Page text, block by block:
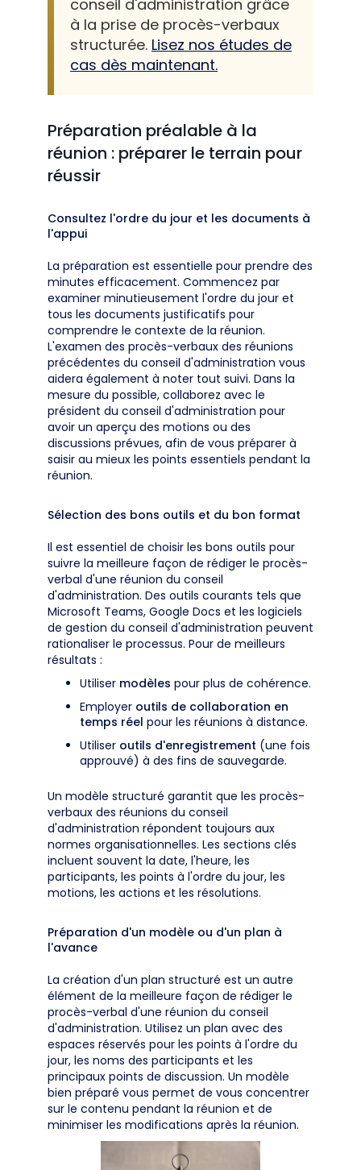
conseil d'administration grâce
à la prise de procès-verbaux
structurée. Lisez nos études de
cas dès maintenant.
Préparation préalable à la
réunion : préparer le terrain pour
réussir
Consultez l'ordre du jour et les documents à
l'appui
La préparation est essentielle pour prendre des
minutes efficacement. Commencez par
examiner minutieusement l'ordre du jour et
tous les documents justificatifs pour
comprendre le contexte de la réunion.
L'examen des procès-verbaux des réunions
précédentes du conseil d'administration vous
aidera également à noter tout suivi. Dans la
mesure du possible, collaborez avec le
président du conseil d'administration pour
avoir un aperçu des motions ou des
discussions prévues, afin de vous préparer à
saisir au mieux les points essentiels pendant la
réunion.
Sélection des bons outils et du bon format
Il est essentiel de choisir les bons outils pour
suivre la meilleure façon de rédiger le procès-
verbal d'une réunion du conseil
d'administration. Des outils courants tels que
Microsoft Teams, Google Docs et les logiciels
de gestion du conseil d'administration peuvent
rationaliser le processus. Pour de meilleurs
résultats :
Utiliser modèles pour plus de cohérence.
Employer outils de collaboration en
temps réel pour les réunions à distance.
Utiliser outils d'enregistrement (une fois
approuvé) à des fins de sauvegarde.
Un modèle structuré garantit que les procès-
verbaux des réunions du conseil
d'administration répondent toujours aux
normes organisationnelles. Les sections clés
incluent souvent la date, l'heure, les
participants, les points à l'ordre du jour, les
motions, les actions et les résolutions.
Préparation d'un modèle ou d'un plan à
l'avance
La création d'un plan structuré est un autre
élément de la meilleure façon de rédiger le
procès-verbal d'une réunion du conseil
d'administration. Utilisez un plan avec des
espaces réservés pour les points à l'ordre du
jour, les noms des participants et les
principaux points de discussion. Un modèle
bien préparé vous permet de vous concentrer
sur le contenu pendant la réunion et de
minimiser les modifications après la réunion.